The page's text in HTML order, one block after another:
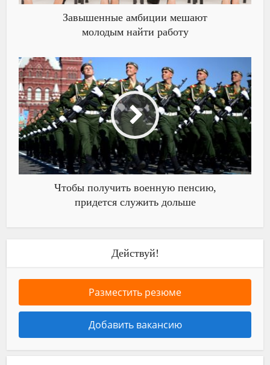
Завышенные амбиции мешают
молодым найти работу
Чтобы получить военную пенсию,
придется служить дольше
Действуй!
Разместить резюме
Добавить вакансию